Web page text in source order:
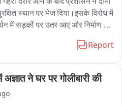
स्थान पर भेज दिया।इसके विरोध में
में सड़कों पर उतर आए और निर्माण
विधायक पूर्ण चंद ठाकुर ने प्रभावित
यह कदम उठाया गया है。
Report
ने घर पर गोलीबारी की